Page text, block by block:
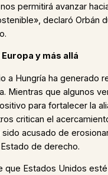
permitirá avanzar
declaró Orbán
y más allá
a Hungría ha generado
Mientras que algunos
para fortalecer la
critican el
acusado de
de derecho.
que Estados Unidos esté